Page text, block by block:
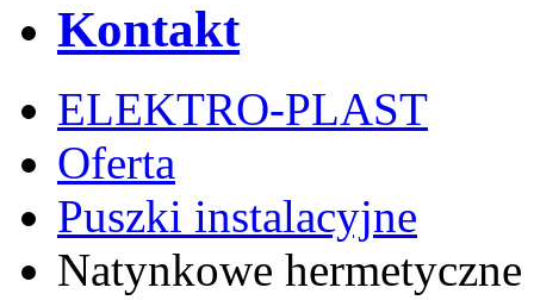
Kontakt
ELEKTRO-PLAST
Oferta
Puszki instalacyjne
Natynkowe hermetyczne